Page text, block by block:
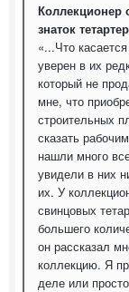
знаток
«...Что
уверен в их
который не
мне, что
строительных
сказать
нашли много
увидели в них
их. У
свинцовых
большего
он рассказал
коллекцию. Я
деле или